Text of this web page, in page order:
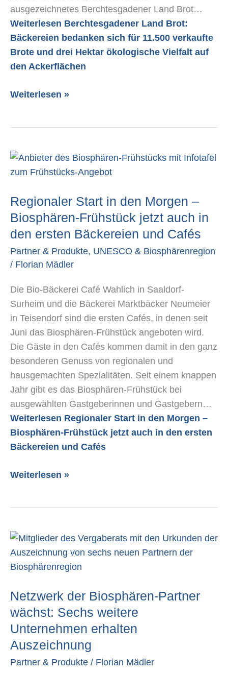
ausgezeichnetes Berchtesgadener Land Brot…
Weiterlesen Berchtesgadener Land Brot:
Bäckereien bedanken sich für 11.500 verkaufte
Brote und drei Hektar ökologische Vielfalt auf
den Ackerflächen
Weiterlesen »
Regionaler Start in den Morgen –
Biosphären-Frühstück jetzt auch in
den ersten Bäckereien und Cafés
Partner & Produkte, UNESCO & Biosphärenregion
/ Florian Mädler
Die Bio-Bäckerei Café Wahlich in Saaldorf-
Surheim und die Bäckerei Marktbäcker Neumeier
in Teisendorf sind die ersten Cafés, in denen seit
Juni das Biosphären-Frühstück angeboten wird.
Die Gäste in den Cafés kommen damit in den ganz
besonderen Genuss von regionalen und
hausgemachten Spezialitäten. Seit einem knappen
Jahr gibt es das Biosphären-Frühstück bei
ausgewählten Gastgeberinnen und Gastgebern…
Weiterlesen Regionaler Start in den Morgen –
Biosphären-Frühstück jetzt auch in den ersten
Bäckereien und Cafés
Regionaler
Start
den
Morgen
Frühstück
auch
in
den
ersten
Bäckereien
und
Cafés
Weiterlesen »
Netzwerk der Biosphären-Partner
wächst: Sechs weitere
Unternehmen erhalten
Auszeichnung
Partner & Produkte / Florian Mädler
Netzwerk
der
Biosphären-
wächst:
Sechs
weitere
erhalten
Auszeichnung